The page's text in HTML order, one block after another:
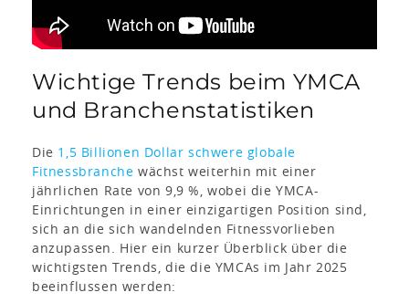
Wichtige Trends beim YMCA
und Branchenstatistiken
Die 1,5 Billionen Dollar schwere globale
Fitnessbranche wächst weiterhin mit einer
jährlichen Rate von 9,9 %, wobei die YMCA-
Einrichtungen in einer einzigartigen Position sind,
sich an die sich wandelnden Fitnessvorlieben
anzupassen. Hier ein kurzer Überblick über die
wichtigsten Trends, die die YMCAs im Jahr 2025
beeinflussen werden: